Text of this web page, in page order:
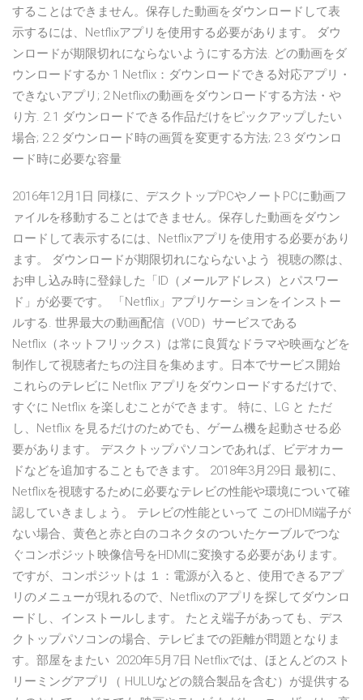
することはできません。保存した動画をダウンロードして表
示するには、Netflixアプリを使用する必要があります。 ダウ
ンロードが期限切れにならないようにする方法. どの動画をダ
ウンロードするか 1 Netflix：ダウンロードできる対応アプリ・
できないアプリ; 2 Netflixの動画をダウンロードする方法・や
り方. 2.1 ダウンロードできる作品だけをピックアップしたい
場合; 2.2 ダウンロード時の画質を変更する方法; 2.3 ダウンロ
ード時に必要な容量
2016年12月1日 同様に、デスクトップPCやノートPCに動画フ
ァイルを移動することはできません。保存した動画をダウン
ロードして表示するには、Netflixアプリを使用する必要があり
ます。 ダウンロードが期限切れにならないよう 視聴の際は、
お申し込み時に登録した「ID（メールアドレス）とパスワー
ド」が必要です。 「Netflix」アプリケーションをインストー
ルする. 世界最大の動画配信（VOD）サービスである
Netflix（ネットフリックス）は常に良質なドラマや映画などを
制作して視聴者たちの注目を集めます。日本でサービス開始
これらのテレビに Netflix アプリをダウンロードするだけで、
すぐに Netflix を楽しむことができます。 特に、LG と ただ
し、Netflix を見るだけのためでも、ゲーム機を起動させる必
要があります。 デスクトップパソコンであれば、ビデオカー
ドなどを追加することもできます。 2018年3月29日 最初に、
Netflixを視聴するために必要なテレビの性能や環境について確
認していきましょう。 テレビの性能といって このHDMI端子が
ない場合、黄色と赤と白のコネクタのついたケーブルでつな
ぐコンポジット映像信号をHDMIに変換する必要があります。
ですが、コンポジットは １：電源が入ると、使用できるアプ
リのメニューが現れるので、Netflixのアプリを探してダウンロ
ードし、インストールします。 たとえ端子があっても、デス
クトップパソコンの場合、テレビまでの距離が問題となりま
す。部屋をまたい 2020年5月7日 Netflixでは、ほとんどのスト
リーミングアプリ（ HULUなどの競合製品を含む）が提供する